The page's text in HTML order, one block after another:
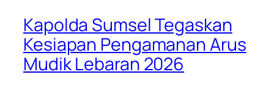
Kapolda Sumsel Tegaskan
Kesiapan Pengamanan Arus
Mudik Lebaran 2026